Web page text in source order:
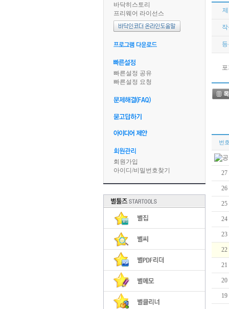
바닥히스토리
프리웨어 라이선스
빠른설정 공유
빠른설정 요청
회원가입
아이디 /비밀번호찾기
번
27
26
25
24
23
22
21
20
19